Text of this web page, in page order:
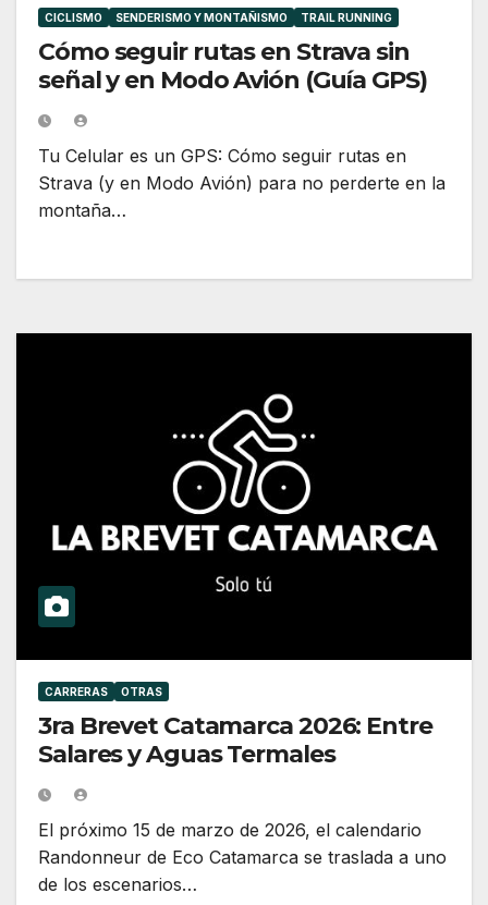
CICLISMO SENDERISMO Y MONTAÑISMO TRAIL RUNNING
Cómo seguir rutas en Strava sin
señal y en Modo Avión (Guía GPS)
Tu Celular es un GPS: Cómo seguir rutas en
Strava (y en Modo Avión) para no perderte en la
montaña…
CARRERAS OTRAS
3ra Brevet Catamarca 2026: Entre
Salares y Aguas Termales
El próximo 15 de marzo de 2026, el calendario
Randonneur de Eco Catamarca se traslada a uno
de los escenarios…